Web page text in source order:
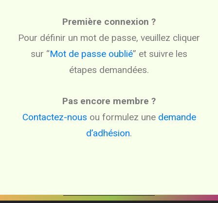
Première connexion ?
Pour définir un mot de passe, veuillez cliquer
sur “Mot de passe oublié” et suivre les
étapes demandées.
Pas encore membre ?
Contactez-nous ou formulez une demande
d’adhésion.